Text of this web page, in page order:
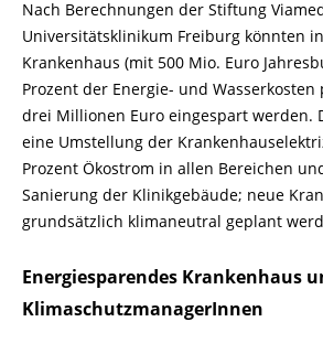
Nach Berechnungen der Stiftung
Universitätsklinikum Freiburg könnten
Krankenhaus (mit 500 Mio. Euro
Prozent der Energie- und
drei Millionen Euro eingespart werden.
eine Umstellung der
Prozent Ökostrom in allen Bereichen
Sanierung der Klinikgebäude; neue
grundsätzlich klimaneutral geplant
Energiesparendes Krankenhaus
KlimaschutzmanagerInnen